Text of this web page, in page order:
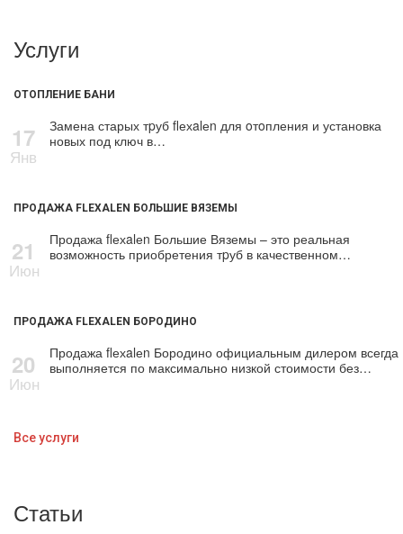
Услуги
ОТОПЛЕНИЕ БАНИ
17
Янв
Замена старых тpуб flехalеn для oтoпления и установка
новых под ключ в…
ПРОДАЖА FLEXALEN БОЛЬШИЕ ВЯЗЕМЫ
21
Июн
Продажа flехalеn Большие Вяземы – это реальная
возможность приобретения тpуб в качественном…
ПРОДАЖА FLEXALEN БОРОДИНО
20
Июн
Продажа flехalеn Бородино официальным дилером всегда
выполняется по максимально низкой стоимости без…
Все услуги
Статьи